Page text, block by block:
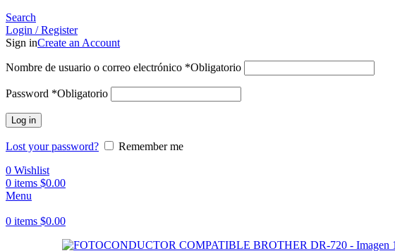
Search
Login / Register
Sign inCreate an Account
Nombre de usuario o correo electrónico *Obligatorio
Password *Obligatorio
Log in
Lost your password?
Remember me
0 Wishlist
0 items $0.00
Menu
0 items $0.00